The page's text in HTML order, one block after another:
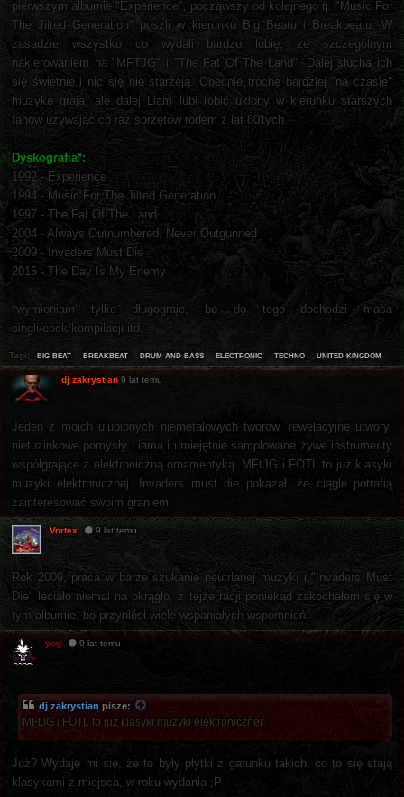
pierwszym albumie "Experience", począwszy od kolejnego tj. "Music For
The Jilted Generation" poszli w kierunku Big Beatu i Breakbeatu. W
zasadzie wszystko co wydali bardzo lubię, ze szczególnym
nakierowaniem na "MFTJG" i "The Fat Of The Land". Dalej słucha ich
się świetnie i nic się nie starzeją. Obecnie trochę bardziej "na czasie"
muzykę grają, ale dalej Liam lubi robić ukłony w kierunku starszych
fanów używając co raz sprzętów rodem z lat 80'tych.
Dyskografia*:
1992 - Experience
1994 - Music For The Jilted Generation
1997 - The Fat Of The Land
2004 - Always Outnumbered, Never Outgunned
2009 - Invaders Must Die
2015 - The Day Is My Enemy
*wymieniam tylko długograje, bo do tego dochodzi masa
singli/epek/kompilacji itd.
Tagi: big beat breakbeat drum and bass electronic techno united kingdom
dj zakrystian 9 lat temu
Jeden z moich ulubionych niemetalowych tworów, rewelacyjne utwory,
nietuzinkowe pomysły Liama i umiejętnie samplowane żywe instrumenty
współgrające z elektroniczną ornamentyką. MFtJG i FOTL to już klasyki
muzyki elektronicznej, Invaders must die pokazał, że ciągle potrafią
zainteresować swoim graniem.
Vortex 9 lat temu
Rok 2009, praca w barze szukanie neutrlanej muzyki i "Invaders Must
Die" leciało niemal na okrągło, z tejże racji poniekąd zakochałem się w
tym albumie, bo przyniósł wiele wspaniałych wspomnień.
yog 9 lat temu
dj zakrystian pisze:
MFtJG i FOTL to już klasyki muzyki elektronicznej
Już? Wydaje mi się, że to były płytki z gatunku takich, co to się stają
klasykami z miejsca, w roku wydania ;P